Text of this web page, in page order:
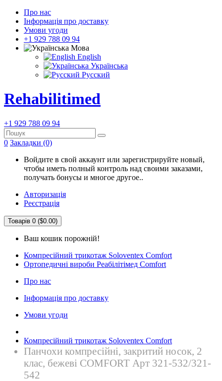
Про нас
Інформація про доставку
Умови угоди
+1 929 788 09 94
Мова
English
Українська
Русский
Rehabilitimed
+1 929 788 09 94
0 Закладки (0)
Войдите в свой аккаунт или зарегистрируйте новый,
чтобы иметь полный контроль над своими заказами,
получать бонусы и многое другое..
Авторизація
Реєстрація
Товарів 0 ($0.00)
Ваш кошик порожній!
Компресійний трикотаж Soloventex Comfort
Ортопедичні вироби Реабілітімед Comfort
Про нас
Інформація про доставку
Умови угоди
Компресійний трикотаж Soloventex Comfort
Панчохи компресійні, закритий носок, 2
клас, бежеві COMFORT Арт 321-532/321-
542